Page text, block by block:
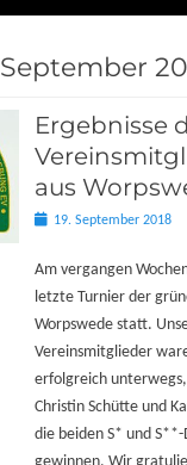
September
Ergebnisse
aus
Posted19. September 2018
Am vergangen
letzte Turnier der
Worpswede statt.
Vereinsmitglieder
erfolgreich
Christin Schütte und
die beiden S* und S**-